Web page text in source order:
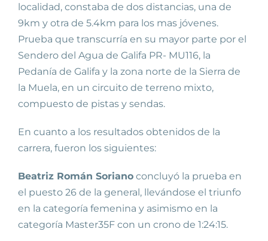
localidad, constaba de dos distancias, una de
9km y otra de 5.4km para los mas jóvenes.
Prueba que transcurría en su mayor parte por el
Sendero del Agua de Galifa PR- MU116, la
Pedanía de Galifa y la zona norte de la Sierra de
la Muela, en un circuito de terreno mixto,
compuesto de pistas y sendas.
En cuanto a los resultados obtenidos de la
carrera, fueron los siguientes:
Beatriz Román Soriano concluyó la prueba en
el puesto 26 de la general, llevándose el triunfo
en la categoría femenina y asimismo en la
categoría Master35F con un crono de 1:24:15.